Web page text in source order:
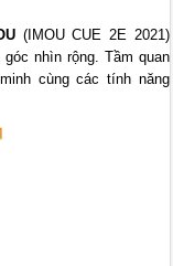
(IMOU CUE 2E 2021)
nhìn rộng. Tầm quan
cùng các tính năng